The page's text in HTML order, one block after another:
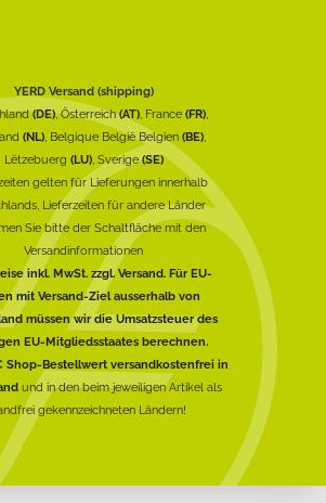
YERD Versand (shipping)
(DE), Österreich(AT), France (FR),
(NL), Belgique België Belgien (BE),
Lëtzebuerg (LU), Sverige(SE)
gelten für Lieferungen innerhalb
Lieferzeiten für andere Länder
Sie bitte der Schaltfläche mit den
Versandinformationen
inkl. MwSt. zzgl. Versand. Für EU-
mit Versand-Ziel ausserhalb von
müssen wir die Umsatzsteuer des
EU-Mitgliedsstaates berechnen.
Shop-Bestellwert versandkostenfrei in
und in den beim jeweiligen Artikel als
gekennzeichneten Ländern!